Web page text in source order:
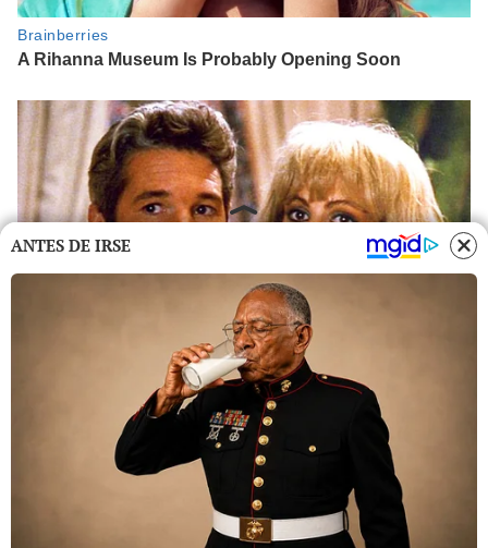
ANTES DE IRSE